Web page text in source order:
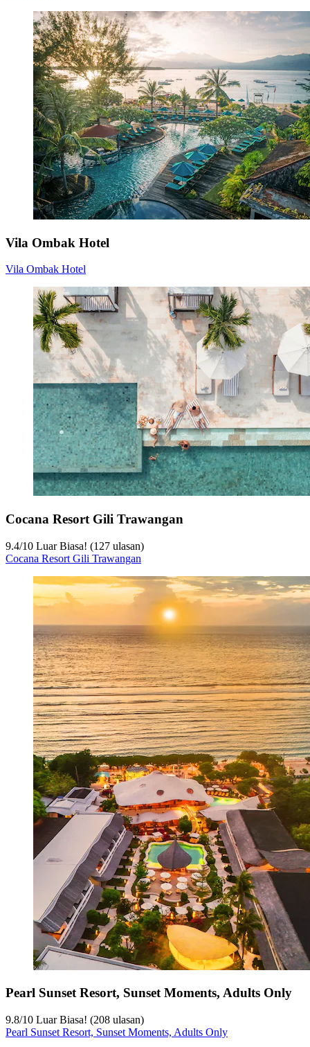
Vila Ombak Hotel
Vila Ombak Hotel
Cocana Resort Gili Trawangan
9.4/10 Luar Biasa! (127 ulasan)
Cocana Resort Gili Trawangan
Pearl Sunset Resort, Sunset Moments, Adults Only
9.8/10 Luar Biasa! (208 ulasan)
Pearl Sunset Resort, Sunset Moments, Adults Only